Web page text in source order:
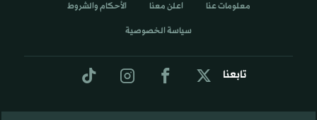
تابعنا
معلومات عنا اعلن معنا الأحكام والشروط
سياسة الخصوصية